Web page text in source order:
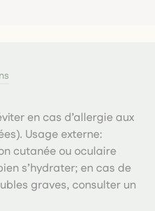
en cas d’allergie aux
Usage externe:
cutanée ou oculaire
s’hydrater; en cas de
graves, consulter un